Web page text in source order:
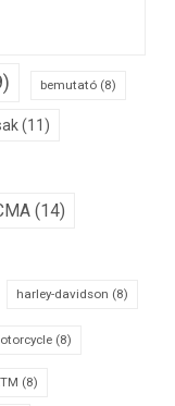
bemutató (8)
(11)
(14)
harley-davidson (8)
(8)
(8)